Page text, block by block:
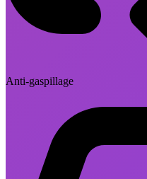
Anti-gaspillage